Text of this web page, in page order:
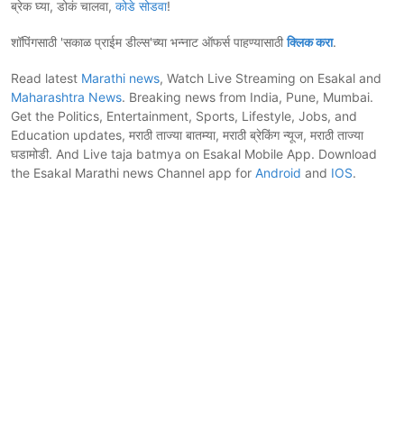
ब्रेक घ्या, डोकं चालवा, कोडे सोडवा!
शॉपिंगसाठी 'सकाळ प्राईम डील्स'च्या भन्नाट ऑफर्स पाहण्यासाठीक्लिक करा.
Read latest Marathi news, Watch Live Streaming on Esakal and
Maharashtra News. Breaking news from India, Pune, Mumbai.
Get the Politics, Entertainment, Sports, Lifestyle, Jobs, and
Education updates, मराठी ताज्या बातम्या, मराठी ब्रेकिंग न्यूज, मराठी ताज्या
घडामोडी. And Live taja batmya on Esakal Mobile App. Download
the Esakal Marathi news Channel app for Android and IOS.